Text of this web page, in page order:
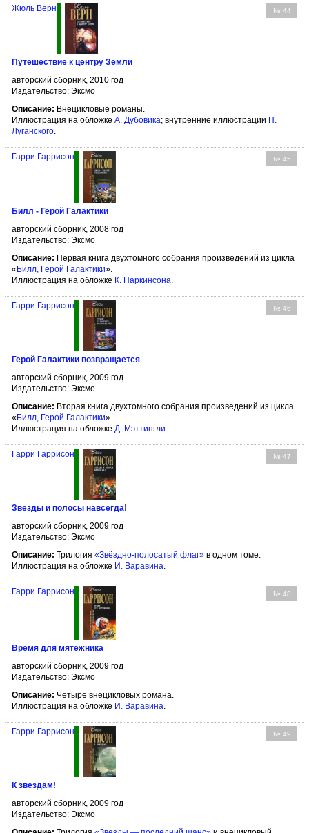
№ 44
Жюль Верн
Путешествие к центру Земли
авторский сборник, 2010 год
Издательство: Эксмо
Описание: Внецикловые романы.
Иллюстрация на обложке А. Дубовика; внутренние иллюстрации П.
Луганского.
№ 45
Гарри Гаррисон
Билл - Герой Галактики
авторский сборник, 2008 год
Издательство: Эксмо
Описание: Первая книга двухтомного собрания произведений из цикла
«Билл, Герой Галактики».
Иллюстрация на обложке К. Паркинсона
№ 46
Гарри Гаррисон
Герой Галактики возвращается
авторский сборник, 2009 год
Издательство: Эксмо
Описание: Вторая книга двухтомного собрания произведений из цикла
« Билл, Герой Галактики».
Иллюстрация на обложке Д. Мэттингли.
№ 47
Гарри Гаррисон
Звезды и полосы навсегда!
авторский сборник, 2009 год
Издательство: Эксмо
Описание: Трилогия «Звёздно-полосатый флаг» в одном томе.
Иллюстрация на обложке И. Варавина.
№ 48
Гарри Гаррисон
Время для мятежника
авторский сборник, 2009 год
Издательство: Эксмо
Описание: Четыре внецикловых романа.
Иллюстрация на обложке И. Варавина.
№ 49
Гарри Гаррисон
К звездам!
авторский сборник, 2009 год
Издательство: Эксмо